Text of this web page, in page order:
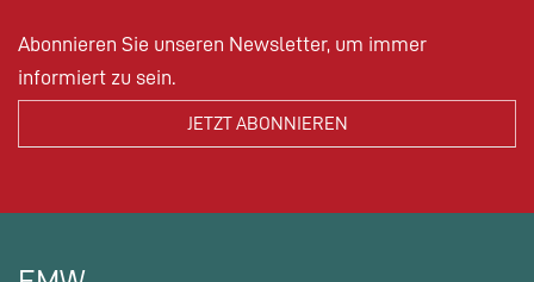
Abonnieren Sie unseren Newsletter, um immer
informiert zu sein.